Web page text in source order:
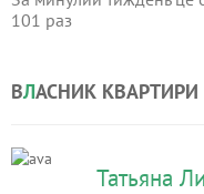
101 раз
ВЛАСНИК КВАРТИРИ
Татьяна